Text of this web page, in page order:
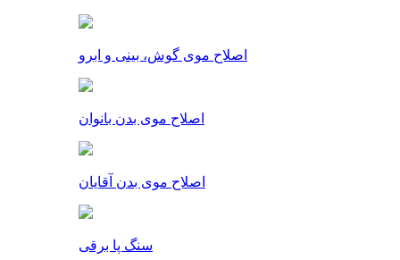
اصلاح موی گوش، بینی و ابرو
اصلاح موی بدن بانوان
اصلاح موی بدن آقایان
سنگ پا برقی